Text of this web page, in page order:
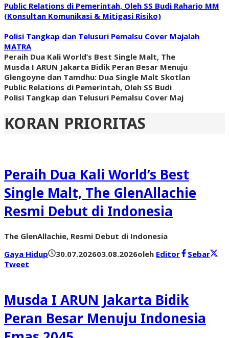
Public Relations di Pemerintah, Oleh SS Budi Raharjo MM
(Konsultan Komunikasi & Mitigasi Risiko)
Polisi Tangkap dan Telusuri Pemalsu Cover Majalah
MATRA
Peraih Dua Kali World’s Best Single Malt, The
Musda I ARUN Jakarta Bidik Peran Besar Menuju
Glengoyne dan Tamdhu: Dua Single Malt Skotlan
Public Relations di Pemerintah, Oleh SS Budi
Polisi Tangkap dan Telusuri Pemalsu Cover Maj
KORAN PRIORITAS
Peraih Dua Kali World’s Best
Single Malt, The GlenAllachie
Resmi Debut di Indonesia
The GlenAllachie, Resmi Debut di Indonesia
Gaya Hidup
30.07.202603.08.2026oleh Editor
Sebar
Tweet
Musda I ARUN Jakarta Bidik
Peran Besar Menuju Indonesia